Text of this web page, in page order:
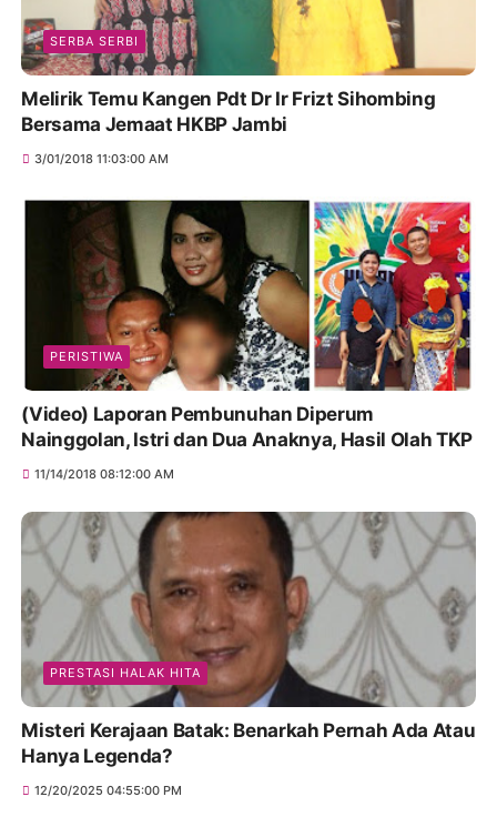
SERBA SERBI
Melirik Temu Kangen Pdt Dr Ir Frizt Sihombing
Bersama Jemaat HKBP Jambi
3/01/2018 11:03:00 AM
PERISTIWA
(Video) Laporan Pembunuhan Diperum
Nainggolan, Istri dan Dua Anaknya, Hasil Olah TKP
11/14/2018 08:12:00 AM
PRESTASI HALAK HITA
Misteri Kerajaan Batak: Benarkah Pernah Ada Atau
Hanya Legenda?
12/20/2025 04:55:00 PM